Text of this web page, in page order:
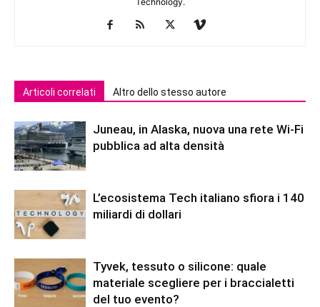
Articoli correlati Altro dello stesso autore
Juneau, in Alaska, nuova una rete Wi-Fi
pubblica ad alta densità
L’ecosistema Tech italiano sfiora i 140
miliardi di dollari
Tyvek, tessuto o silicone: quale
materiale scegliere per i braccialetti
del tuo evento?